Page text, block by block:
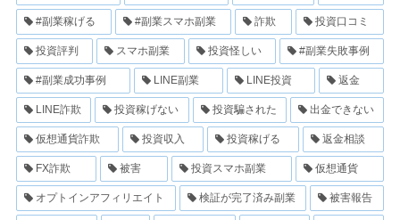
#副業稼げる #副業スマホ副業 詐欺 投資口コミ
投資評判 スマホ副業 投資怪しい #副業失敗事例
#副業成功事例 LINE副業 LINE投資 返金
LINE詐欺 投資稼げない 投資騙された 出金できない
仮想通貨詐欺 投資収入 投資稼げる 返金相談
FX詐欺 被害 投資スマホ副業 仮想通貨
オプトインアフィリエイト 検証が完了済み副業 被害報告